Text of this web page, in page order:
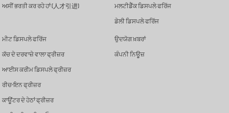
ਅਸੀਂ ਭਰਤੀ ਕਰ ਰਹੇ ਹਾਂ (人才引进) ਮਲਟੀਡੈੱਕ ਡਿਸਪਲੇ ਫਰਿੱਜ
ਡੇਲੀ ਡਿਸਪਲੇ ਫਰਿੱਜ
ਮੀਟ ਡਿਸਪਲੇ ਫਰਿੱਜ
ਕੱਚ ਦੇ ਦਰਵਾਜ਼ੇ ਵਾਲਾ ਫ੍ਰੀਜ਼ਰ
ਆਈਸ ਕਰੀਮ ਡਿਸਪਲੇ ਫ੍ਰੀਜ਼ਰ
ਰੀਚ-ਇਨ ਫ੍ਰੀਜ਼ਰ
ਕਾਊਂਟਰ ਦੇ ਹੇਠਾਂ ਫ੍ਰੀਜ਼ਰ
ਉਦਯੋਗ ਖ਼ਬਰਾਂ
ਕੰਪਨੀ ਨਿਊਜ਼